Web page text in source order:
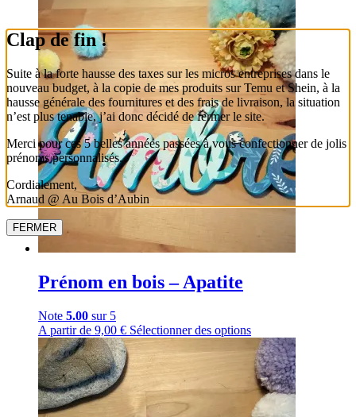
Prénom en bois – Apatite
Note 5.00 sur 5
A partir de 9,00 € Sélectionner des options
Clap de fin !
Suite à la forte hausse des taxes sur les micros entreprises dans le
nouveau budget, à la copie de mes produits sur Temu et Shein, à la
hausse générale des fournitures et des frais de livraison, la situation
n’est plus tenable, j’ai donc décidé de fermer le site.
Merci pour ces 5 belles années passées à vous confectionner de jolis
prénoms personnalisés.
Cordialement,
Arnaud @ Au Bois d’Aubin
FERMER